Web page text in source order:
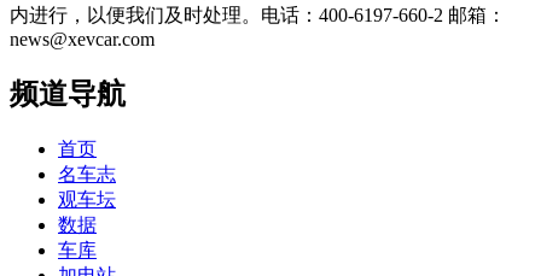
内进行，以便我们及时处理。电话：400-6197-660-2 邮箱：
news@xevcar.com
频道导航
首页
名车志
观车坛
数据
车库